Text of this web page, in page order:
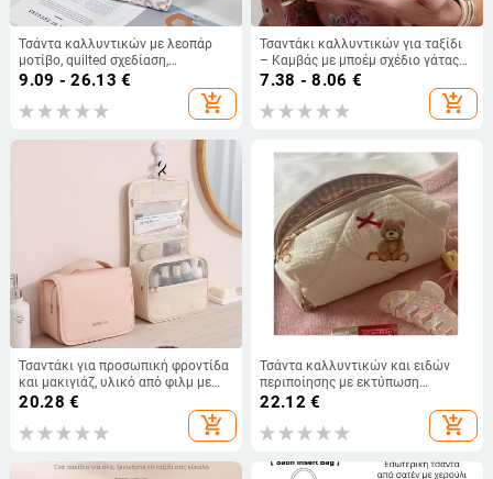
Τσάντα καλλυντικών με λεοπάρ
μοτίβο, quilted σχεδίαση,
μονωμένη, πολύ ελαφριά, με
μεγάλη χωρητικότητα, φορητή
9.09 - 26.13 €
add_shopping_cart
Τσαντάκι καλλυντικών για ταξίδι
– Καμβάς με μποέμ σχέδιο γάτας
και διαμαντιού, αναπνεύσιμο,
unisex, στυλ δρόμου, καθημερινός
οργανωτής
7.38 - 8.06 €
add_shopping_cart
Τσαντάκι για προσωπική φροντίδα
και μακιγιάζ, υλικό από φιλμ με
αίσθηση δέρματος, μεγάλη
χωρητικότητα, αδιάβροχο, Unisex
20.28 €
add_shopping_cart
Τσάντα καλλυντικών και ειδών
περιποίησης με εκτύπωση
αρκούδας, μεγάλη χωρητικότητα,
βαμβακερό υλικό με επένδυση από
βαμβάκι, αδιάβροχη, Youzhi μάρκα
22.12 €
add_shopping_cart